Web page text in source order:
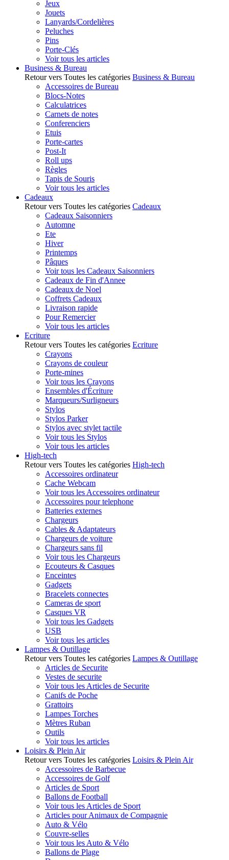
Jeux
Jouets
Lanyards/Cordelières
Peluches
Pins
Porte-Clés
Voir tous les articles
Business & Bureau
Retour vers Toutes les catégories Business & Bureau
Accessoires de Bureau
Blocs-Notes
Calculatrices
Carnets de notes
Conferenciers
Etuis
Porte-cartes
Post-It
Roll ups
Règles
Tapis de Souris
Voir tous les articles
Cadeaux
Retour vers Toutes les catégories Cadeaux
Cadeaux Saisonniers
Automne
Ete
Hiver
Printemps
Pâques
Voir tous les Cadeaux Saisonniers
Cadeaux de Fin d'Annee
Cadeaux de Noel
Coffrets Cadeaux
Livraison rapide
Pour Remercier
Voir tous les articles
Ecriture
Retour vers Toutes les catégories Ecriture
Crayons
Crayons de couleur
Porte-mines
Voir tous les Crayons
Ensembles d'Écriture
Marqueurs/Surligneurs
Stylos
Stylos Parker
Stylos avec stylet tactile
Voir tous les Stylos
Voir tous les articles
High-tech
Retour vers Toutes les catégories High-tech
Accessoires ordinateur
Cache Webcam
Voir tous les Accessoires ordinateur
Accessoires pour telephone
Batteries externes
Chargeurs
Cables & Adaptateurs
Chargeurs de voiture
Chargeurs sans fil
Voir tous les Chargeurs
Ecouteurs & Casques
Enceintes
Gadgets
Bracelets connectes
Cameras de sport
Casques VR
Voir tous les Gadgets
USB
Voir tous les articles
Lampes & Outillage
Retour vers Toutes les catégories Lampes & Outillage
Articles de Securite
Vestes de securite
Voir tous les Articles de Securite
Canifs de Poche
Grattoirs
Lampes Torches
Mètres Ruban
Outils
Voir tous les articles
Loisirs & Plein Air
Retour vers Toutes les catégories Loisirs & Plein Air
Accessoires de Barbecue
Accessoires de Golf
Articles de Sport
Ballons de Football
Voir tous les Articles de Sport
Articles pour Animaux de Compagnie
Auto & Vélo
Couvre-selles
Voir tous les Auto & Vélo
Ballons de Plage